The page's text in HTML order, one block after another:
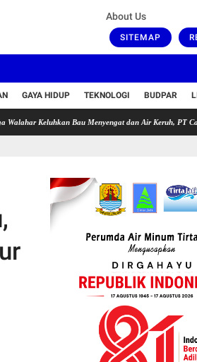
About Us
SITEMAP
GAYA HIDUP TEKNOLOGI BUDPAR
Bau Menyengat dan Air Keruh, PT Calbee